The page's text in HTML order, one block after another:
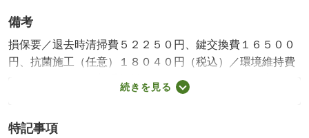
備考
損保要／退去時清掃費５２２５０円、鍵交換費１６５００
円、抗菌施工（任意）１８０４０円（税込）／環境維持費
５５０円／月、更新手数料１６５００円／２年（税込）／
保証会社利用必：保証料：７９７９０円（契約内容により
／仲介手数料不要／バストイレ別／エアコン／ＴＶインタ
続きを見る
特記事項